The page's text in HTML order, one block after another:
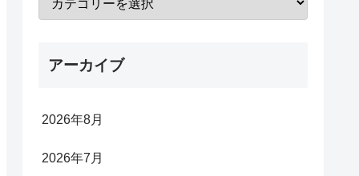
アーカイブ
2026年8月
2026年7月